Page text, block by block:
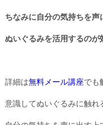
ちなみに自分の気持ちを声
ぬいぐるみを活用するのが
詳細は無料メール講座でも
意識してぬいぐるみに触れ